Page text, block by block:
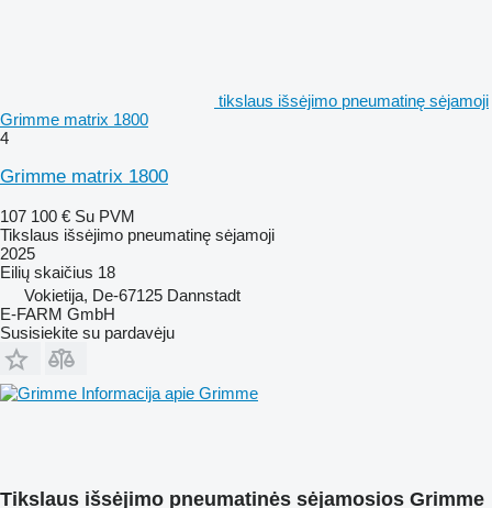
tikslaus išsėjimo pneumatinę sėjamoji
Grimme matrix 1800
4
Grimme matrix 1800
107 100 € Su PVM
Tikslaus išsėjimo pneumatinę sėjamoji
2025
Eilių skaičius 18
Vokietija, De-67125 Dannstadt
E-FARM GmbH
Susisiekite su pardavėju
Informacija apie Grimme
Tikslaus išsėjimo pneumatinės sėjamosios Grimme